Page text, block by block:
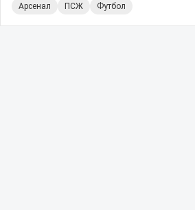
Арсенал ПСЖ Футбол